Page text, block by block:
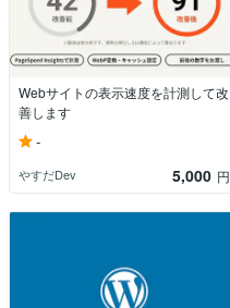
Webサイトの表示速度を計測して改
善します
-
やすだDev 5,000 円